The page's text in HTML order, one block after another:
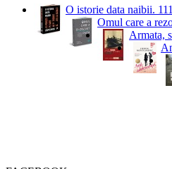
O istorie data naibii.
Omul care a
Armata,